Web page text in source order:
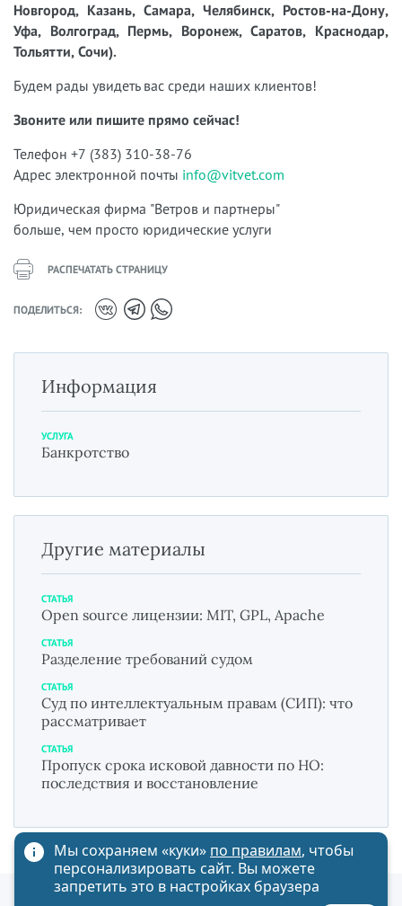
Новгород, Казань, Самара, Челябинск, Ростов-на-Дону,
Уфа, Волгоград, Пермь, Воронеж, Саратов, Краснодар,
Тольятти, Сочи).
Будем рады увидеть вас среди наших клиентов!
Звоните или пишите прямо сейчас!
Телефон +7 (383) 310-38-76
Адрес электронной почты info@vitvet.com
Юридическая фирма "Ветров и партнеры"
больше, чем просто юридические услуги
РАСПЕЧАТАТЬ СТРАНИЦУ
ПОДЕЛИТЬСЯ:
Информация
УСЛУГА
Банкротство
Другие материалы
СТАТЬЯ
Open source лицензии: MIT, GPL, Apache
СТАТЬЯ
Разделение требований судом
СТАТЬЯ
Суд по интеллектуальным правам (СИП): что
рассматривает
СТАТЬЯ
Пропуск срока исковой давности по НО:
последствия и восстановление
Мы сохраняем «куки» по правилам, чтобы
персонализировать сайт. Вы можете
запретить это в настройках браузера